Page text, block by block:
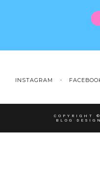
INSTAGRAM
COPYRIGHT
BLOG